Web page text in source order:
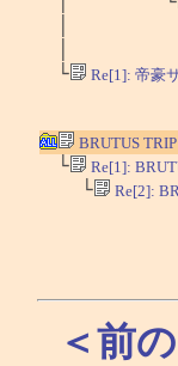
│
│
└ Re[1]: 帝豪
BRUTUS
└ Re[1]:
└ Re[2]:
＜前